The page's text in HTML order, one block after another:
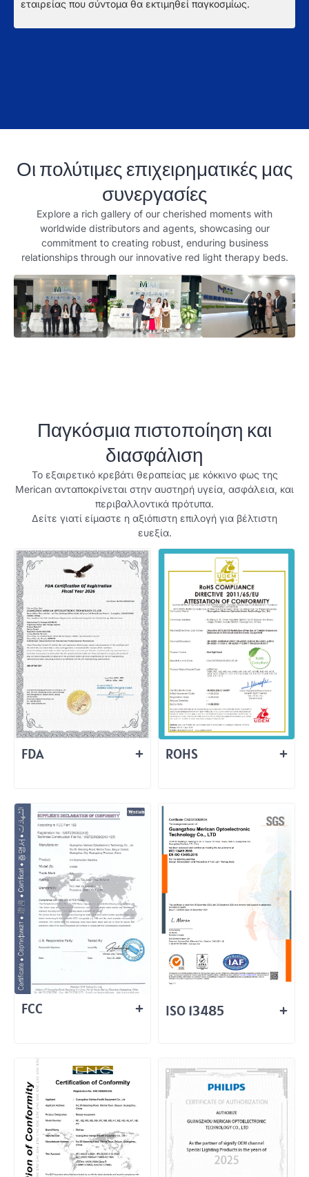
εταιρείας που σύντομα θα εκτιμηθεί παγκοσμίως.
Οι πολύτιμες επιχειρηματικές μας
συνεργασίες
Explore a rich gallery of our cherished moments with
worldwide distributors and agents, showcasing our
commitment to creating robust, enduring business
relationships through our innovative red light therapy beds.
Παγκόσμια πιστοποίηση και
διασφάλιση
Το εξαιρετικό κρεβάτι θεραπείας με κόκκινο φως της
Merican ανταποκρίνεται στην αυστηρή υγεία, ασφάλεια, και
περιβαλλοντικά πρότυπα.
Δείτε γιατί είμαστε η αξιόπιστη επιλογή για βέλτιστη
ευεξία.
FDA ROHS
FCC ISO 13485